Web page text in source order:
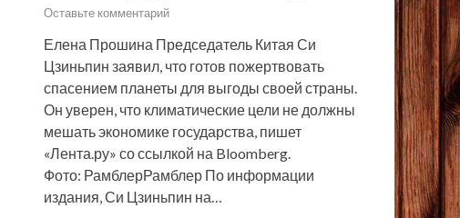
Оставьте комментарий
Елена Прошина Председатель Китая Си
Цзиньпин заявил, что готов пожертвовать
спасением планеты для выгоды своей страны.
Он уверен, что климатические цели не должны
мешать экономике государства, пишет
«Лента.ру» со ссылкой на Bloomberg.
Фото: РамблерРамблер По информации
издания, Си Цзиньпин на…